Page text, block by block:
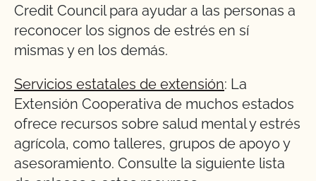
Credit Council para ayudar a las personas a
reconocer los signos de estrés en sí
mismas y en los demás.
Servicios estatales de extensión: La
Extensión Cooperativa de muchos estados
ofrece recursos sobre salud mental y estrés
agrícola, como talleres, grupos de apoyo y
asesoramiento. Consulte la siguiente lista